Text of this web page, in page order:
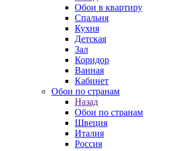
Обои в квартиру
Спальня
Кухня
Детская
Зал
Коридор
Ванная
Кабинет
Обои по странам
Назад
Обои по странам
Швеция
Италия
Россия